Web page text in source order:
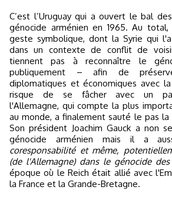
C’est l’Uruguay qui a ouvert le bal
génocide arménien en 1965. Au
geste symbolique, dont la Syrie qui
dans un contexte de conflit de
tiennent pas à reconnaître le
publiquement – afin de
diplomatiques et économiques avec
risque de se fâcher avec un
l'Allemagne, qui compte la plus
au monde, a finalement sauté le pas
Son président Joachim Gauck a non
génocide arménien mais il a
coresponsabilité et même,
(de l'Allemagne) dans le génocide
époque où le Reich était allié avec
la France et la Grande-Bretagne.